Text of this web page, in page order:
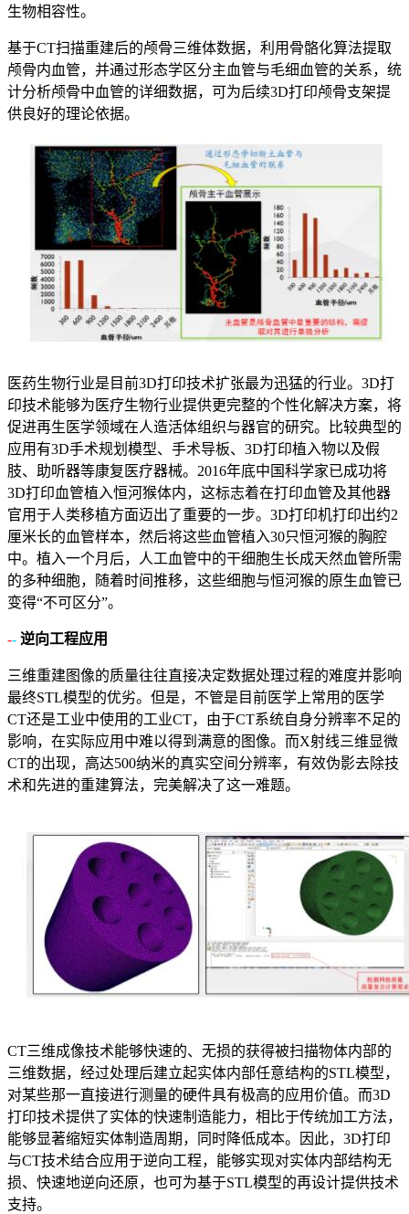
生物相容性。
基于CT扫描重建后的颅骨三维体数据，利用骨骼化算法提取
颅骨内血管，并通过形态学区分主血管与毛细血管的关系，统
计分析颅骨中血管的详细数据，可为后续3D打印颅骨支架提
供良好的理论依据。
医药生物行业是目前3D打印技术扩张最为迅猛的行业。3D打
印技术能够为医疗生物行业提供更完整的个性化解决方案，将
促进再生医学领域在人造活体组织与器官的研究。比较典型的
应用有3D手术规划模型、手术导板、3D打印植入物以及假
肢、助听器等康复医疗器械。2016年底中国科学家已成功将
3D打印血管植入恒河猴体内，这标志着在打印血管及其他器
官用于人类移植方面迈出了重要的一步。3D打印机打印出约2
厘米长的血管样本，然后将这些血管植入30只恒河猴的胸腔
中。植入一个月后，人工血管中的干细胞生长成天然血管所需
的多种细胞，随着时间推移，这些细胞与恒河猴的原生血管已
变得“不可区分”。
-- 逆向工程应用
三维重建图像的质量往往直接决定数据处理过程的难度并影响
最终STL模型的优劣。但是，不管是目前医学上常用的医学
CT还是工业中使用的工业CT，由于CT系统自身分辨率不足的
影响，在实际应用中难以得到满意的图像。而X射线三维显微
CT的出现，高达500纳米的真实空间分辨率，有效伪影去除技
术和先进的重建算法，完美解决了这一难题。
CT三维成像技术能够快速的、无损的获得被扫描物体内部的
三维数据，经过处理后建立起实体内部任意结构的STL模型，
对某些那一直接进行测量的硬件具有极高的应用价值。而3D
打印技术提供了实体的快速制造能力，相比于传统加工方法，
能够显著缩短实体制造周期，同时降低成本。因此，3D打印
与CT技术结合应用于逆向工程，能够实现对实体内部结构无
损、快速地逆向还原，也可为基于STL模型的再设计提供技术
支持。